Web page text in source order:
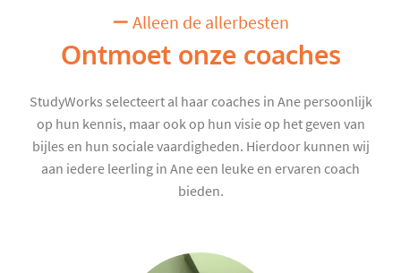
Alleen de allerbesten
Ontmoet onze coaches
StudyWorks selecteert al haar coaches in Ane persoonlijk
op hun kennis, maar ook op hun visie op het geven van
bijles en hun sociale vaardigheden. Hierdoor kunnen wij
aan iedere leerling in Ane een leuke en ervaren coach
bieden.